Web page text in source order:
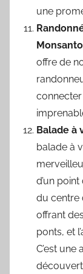
une
Monsanto
offre de
Balade à
balade à
d’un
du centre
offrant
ponts, et
C’est